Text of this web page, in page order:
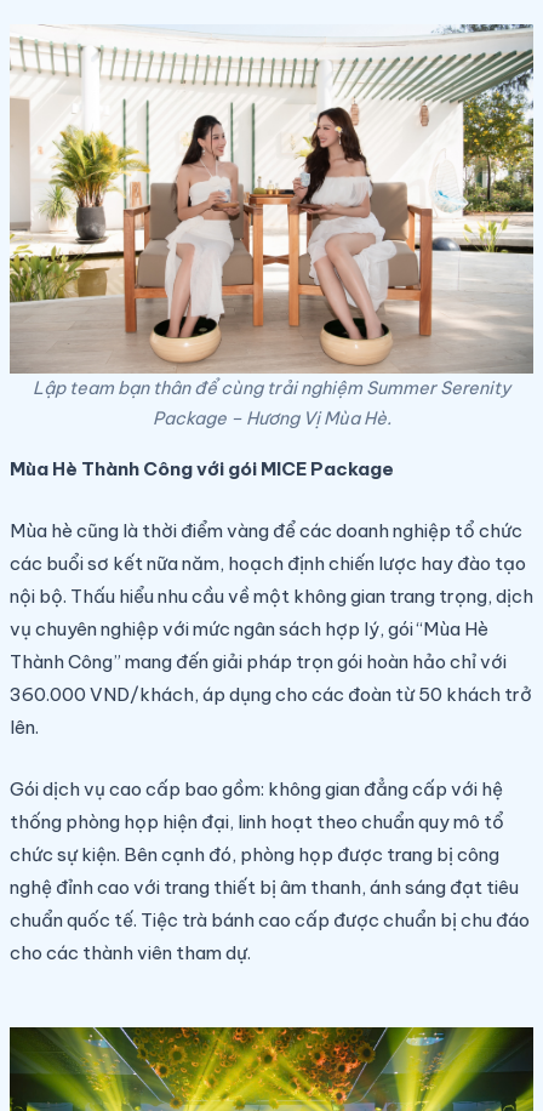
Lập team bạn thân để cùng trải nghiệm Summer Serenity
Package – Hương Vị Mùa Hè.
Mùa Hè Thành Công với gói MICE Package
Mùa hè cũng là thời điểm vàng để các doanh nghiệp tổ chức
các buổi sơ kết nữa năm, hoạch định chiến lược hay đào tạo
nội bộ. Thấu hiểu nhu cầu về một không gian trang trọng, dịch
vụ chuyên nghiệp với mức ngân sách hợp lý, gói “Mùa Hè
Thành Công” mang đến giải pháp trọn gói hoàn hảo chỉ với
360.000 VND/khách, áp dụng cho các đoàn từ 50 khách trở
lên.
Gói dịch vụ cao cấp bao gồm: không gian đẳng cấp với hệ
thống phòng họp hiện đại, linh hoạt theo chuẩn quy mô tổ
chức sự kiện. Bên cạnh đó, phòng họp được trang bị công
nghệ đỉnh cao với trang thiết bị âm thanh, ánh sáng đạt tiêu
chuẩn quốc tế. Tiệc trà bánh cao cấp được chuẩn bị chu đáo
cho các thành viên tham dự.